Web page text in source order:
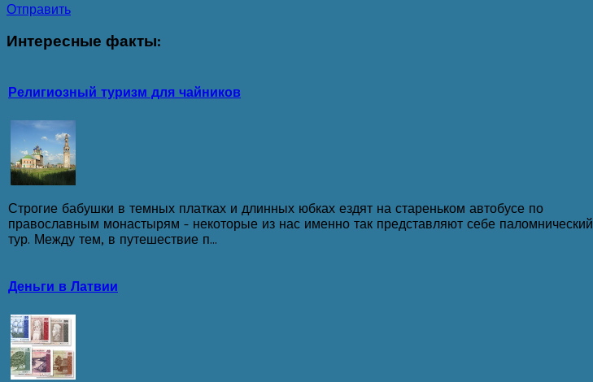
Отправить
Интересные факты:
Религиозный туризм для чайников
Строгие бабушки в темных платках и длинных юбках ездят на стареньком автобусе по
православным монастырям - некоторые из нас именно так представляют себе паломнический
тур. Между тем, в путешествие п...
Деньги в Латвии